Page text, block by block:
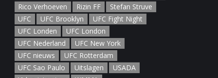
Rico Verhoeven
Rizin FF
Stefan Struve
UFC
UFC Brooklyn
UFC Fight Night
UFC Londen
UFC London
UFC Nederland
UFC New York
UFC nieuws
UFC Rotterdam
UFC Sao Paulo
Uitslagen
USADA